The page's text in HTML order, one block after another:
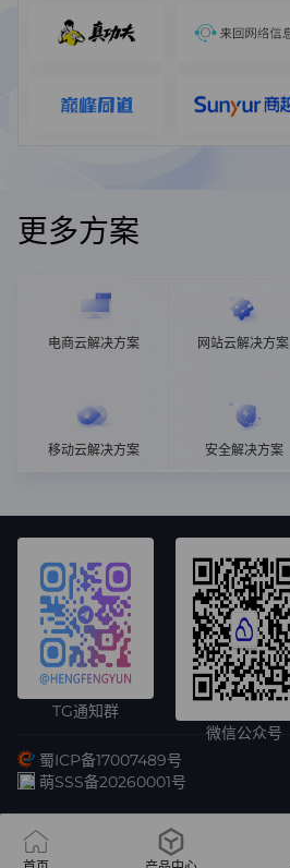
更多方案
电商云解决方案 网站云解决方案
移动云解决方案 安全解决方案
TG通知群
微信公众号
蜀ICP备17007489号
萌SSS备20260001号